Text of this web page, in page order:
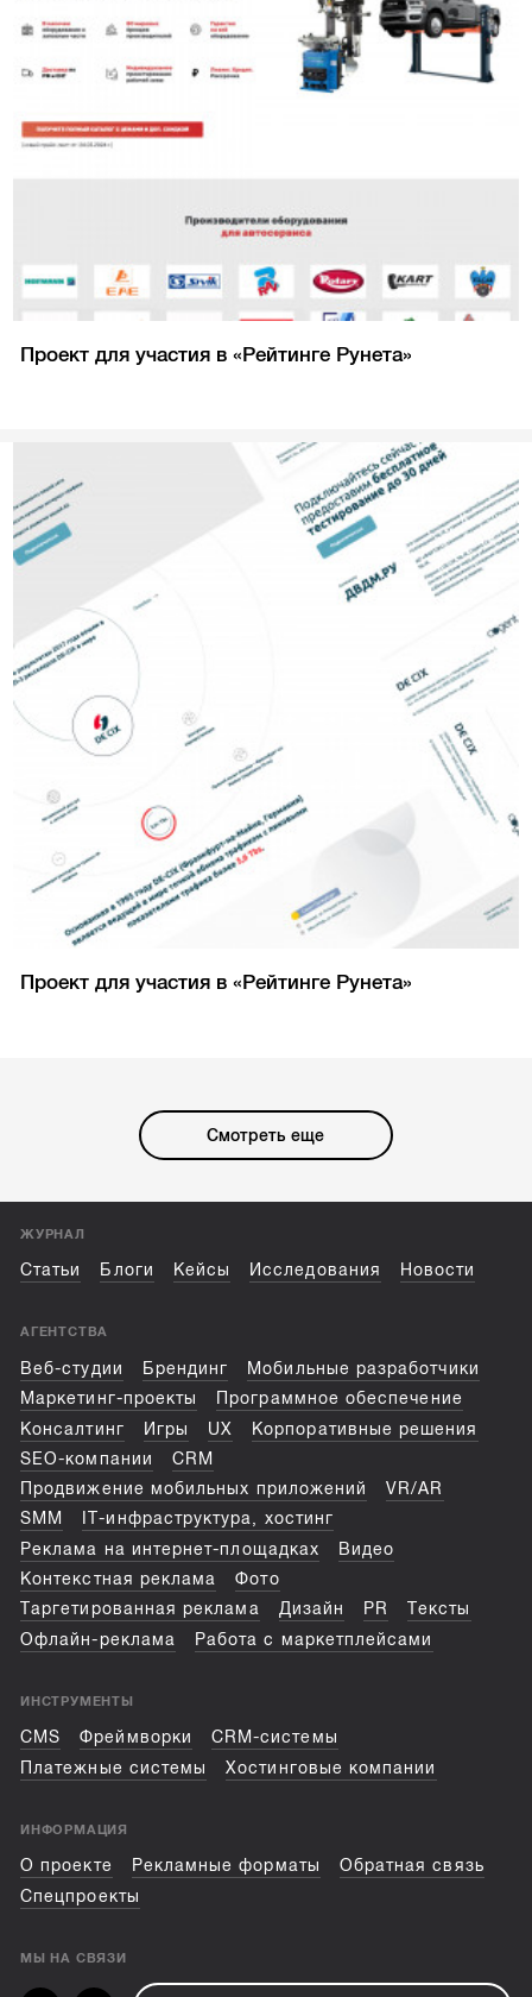
Проект для участия в «Рейтинге Рунета»
Проект для участия в «Рейтинге Рунета»
Смотреть еще
ЖУРНАЛ
Статьи Блоги Кейсы Исследования Новости
АГЕНТСТВА
Веб-студии Брендинг
Мобильные разработчики
Маркетинг-проекты
Программное обеспечение
Консалтинг
Игры UX
Корпоративные решения
SEO-компании
CRM
Продвижение мобильных приложений
VR/AR
SMM
IT-инфраструктура, хостинг
Реклама на интернет-площадках
Видео
Контекстная реклама
Фото
Таргетированная реклама
Дизайн PR
Тексты
Офлайн-реклама
Работа с маркетплейсами
ИНСТРУМЕНТЫ
CMS Фреймворки
CRM-системы
Платежные системы
Хостинговые компании
ИНФОРМАЦИЯ
О проекте Рекламные форматы
Обратная связь
Спецпроекты
МЫ НА СВЯЗИ